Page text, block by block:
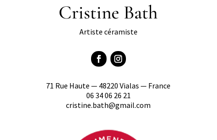
Cristine Bath
Artiste céramiste
71 Rue Haute — 48220 Vialas — France
06 34 06 26 21
cristine.bath@gmail.com